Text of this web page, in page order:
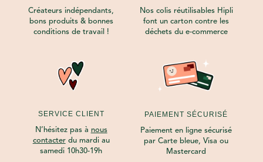
Créateurs indépendants,
bons produits & bonnes
conditions de travail !
Nos colis réutilisables Hipli
font un carton contre les
déchets du e-commerce
SERVICE CLIENT
N’hésitez pas à nous
contacterdu mardi au
samedi 10h30-19h
PAIEMENT SÉCURISÉ
Paiement en ligne sécurisé
par Carte bleue, Visa ou
Mastercard